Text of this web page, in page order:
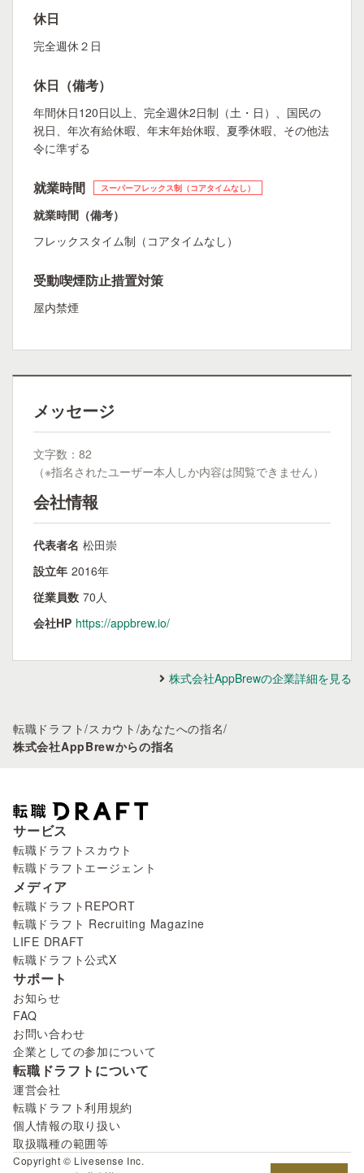
休日
完全週休２日
休日（備考）
年間休日120日以上、完全週休2日制（土・日）、国民の
祝日、年次有給休暇、年末年始休暇、夏季休暇、その他法
令に準ずる
就業時間 スーパーフレックス制（コアタイムなし）
就業時間（備考）
フレックスタイム制（コアタイムなし）
受動喫煙防止措置対策
屋内禁煙
メッセージ
文字数：82
（※指名されたユーザー本人しか内容は閲覧できません）
会社情報
代表者名 松田崇
設立年 2016年
従業員数 70人
会社HP https://appbrew.io/
株式会社AppBrewの企業詳細を見る
転職ドラフト/スカウト /あなたへの指名/
株式会社AppBrewからの指名
サービス
転職ドラフトスカウト
転職ドラフトエージェント
メディア
転職ドラフトREPORT
転職ドラフト Recruiting Magazine
LIFE DRAFT
転職ドラフト公式X
サポート
お知らせ
FAQ
お問い合わせ
企業としての参加について
転職ドラフトについて
運営会社
転職ドラフト利用規約
個人情報の取り扱い
取扱職種の範囲等
Copyright © Livesense Inc.